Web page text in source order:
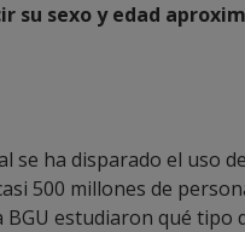
su sexo y edad
se ha disparado el uso
500 millones de
BGU estudiaron qué